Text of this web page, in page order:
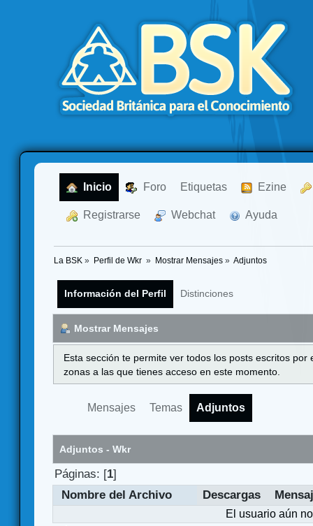
Inicio Foro Etiquetas Ezine
Registrarse Webchat Ayuda
La BSK » Perfil de Wkr » Mostrar Mensajes» Adjuntos
Información del Perfil Distinciones
Mostrar Mensajes
Esta sección te permite ver todos los posts escritos
zonas a las que tienes acceso en este momento.
Mensajes Temas Adjuntos
Adjuntos - Wkr
Páginas: [1]
Nombre del Archivo
Descargas
El usuario aún